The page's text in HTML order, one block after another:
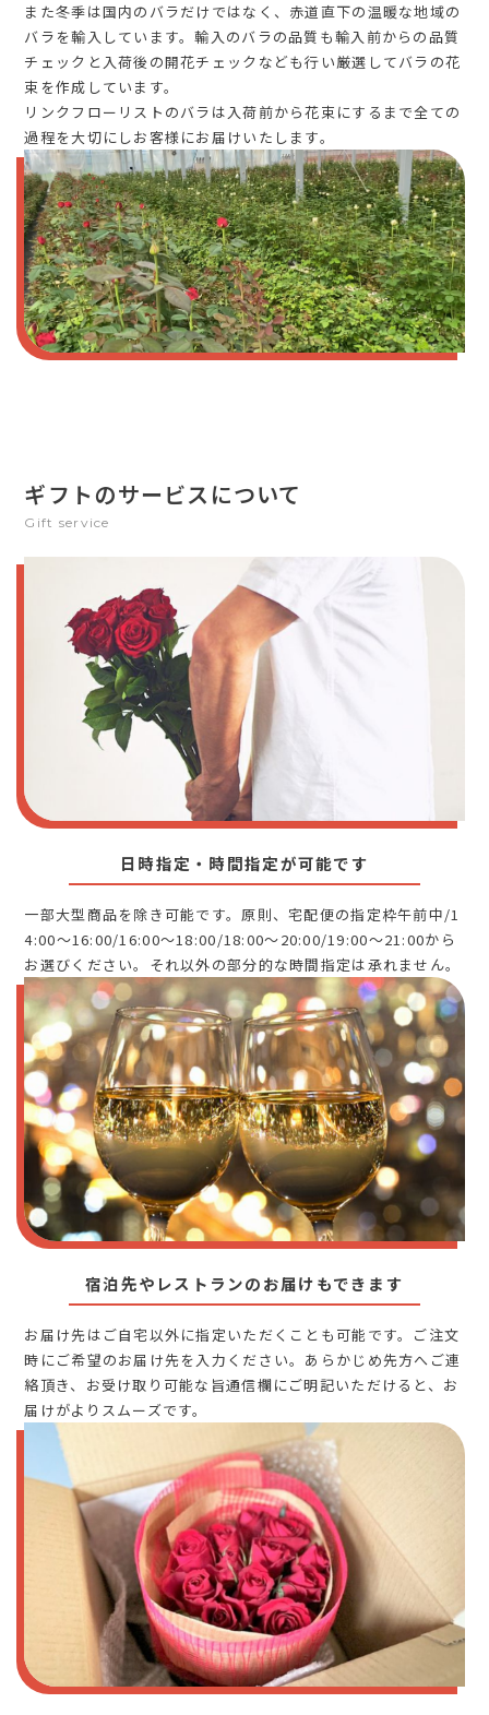
また冬季は国内のバラだけではなく、赤道直下の温暖な地域の
バラを輸入しています。輸入のバラの品質も輸入前からの品質
チェックと入荷後の開花チェックなども行い厳選してバラの花
束を作成しています。
リンクフローリストのバラは入荷前から花束にするまで全ての
過程を大切にしお客様にお届けいたします。
ギフトのサービスについて
Gift service
日時指定・時間指定が可能です
一部大型商品を除き可能です。原則、宅配便の指定枠午前中/1
4:00～16:00/16:00～18:00/18:00～20:00/19:00～21:00から
お選びください。それ以外の部分的な時間指定は承れません。
宿泊先やレストランのお届けもできます
お届け先はご自宅以外に指定いただくことも可能です。ご注文
時にご希望のお届け先を入力ください。あらかじめ先方へご連
絡頂き、お受け取り可能な旨通信欄にご明記いただけると、お
届けがよりスムーズです。